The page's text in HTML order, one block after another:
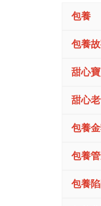
包養
包養
甜心
甜心
包養
包養
包養